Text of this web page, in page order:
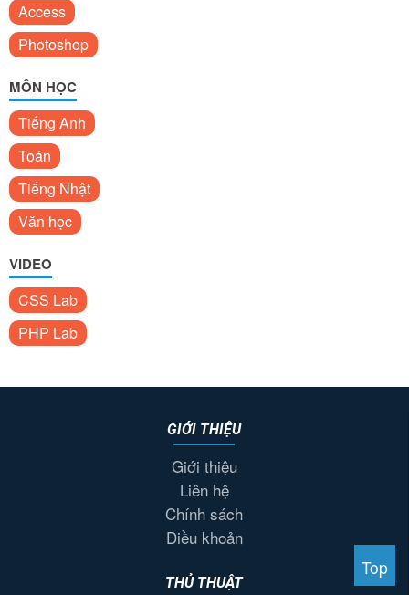
Access
Photoshop
MÔN HỌC
Tiếng Anh
Toán
Tiếng Nhật
Văn học
VIDEO
CSS Lab
PHP Lab
GIỚI THIỆU
Giới thiệu
Liên hệ
Chính sách
Điều khoản
THỦ THUẬT
Top